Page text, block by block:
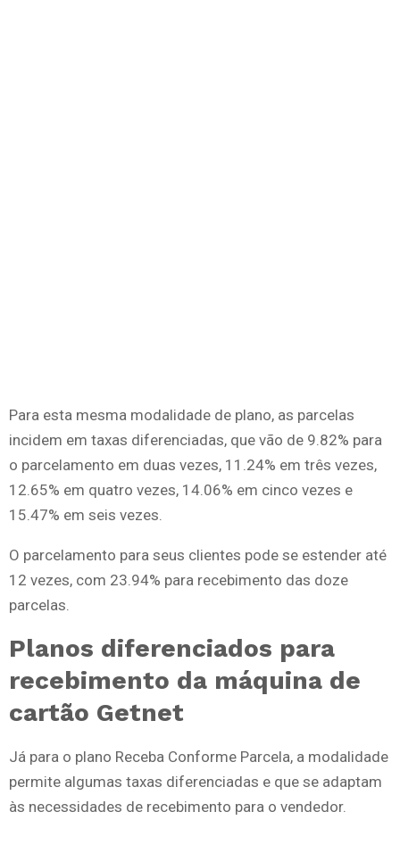
Para esta mesma modalidade de plano, as parcelas
incidem em taxas diferenciadas, que vão de 9.82% para
o parcelamento em duas vezes, 11.24% em três vezes,
12.65% em quatro vezes, 14.06% em cinco vezes e
15.47% em seis vezes.
O parcelamento para seus clientes pode se estender até
12 vezes, com 23.94% para recebimento das doze
parcelas.
Planos diferenciados para
recebimento da máquina de
cartão Getnet
Já para o plano Receba Conforme Parcela, a modalidade
permite algumas taxas diferenciadas e que se adaptam
às necessidades de recebimento para o vendedor.